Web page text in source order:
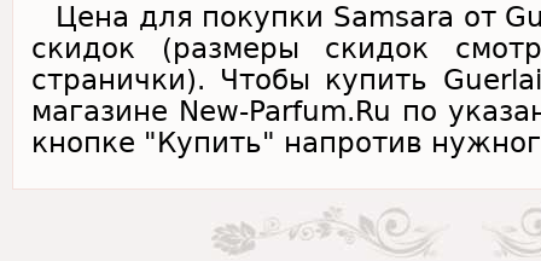
Цена для покупки Samsara от
скидок (размеры скидок
странички). Чтобы купить
магазине New-Parfum.Ru по
кнопке "Купить" напротив